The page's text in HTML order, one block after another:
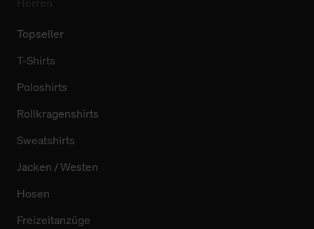
Topseller
T-Shirts
Poloshirts
Rollkragenshirts
Sweatshirts
Jacken / Westen
Hosen
Freizeitanzüge